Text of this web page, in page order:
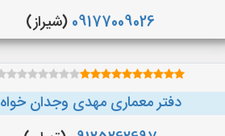
09177009026 (شیراز)
دفتر معماری مهدی وجدان خواه